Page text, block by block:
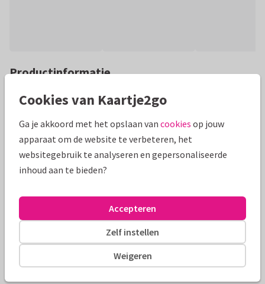
Productinformatie
Stijlvolle kaart met 2 geïllustreerde witte wijnglazen,
feestversiering en foto met gouden fotokader! Pas teksten
eenvoudig aan
Alle kaarten zijn helemaal naar wens aan te passen
Formaten en tarieven
10 x 15 cm 15 x 21 cm 21 x 30 cm
Aantal Prijs p/s Korting
Cookies van Kaartje2go
Ga je akkoord met het opslaan van cookies op jouw
apparaat om de website te verbeteren, het
websitegebruik te analyseren en gepersonaliseerde
inhoud aan te bieden?
Weigeren
Zelf instellen
Accepteren